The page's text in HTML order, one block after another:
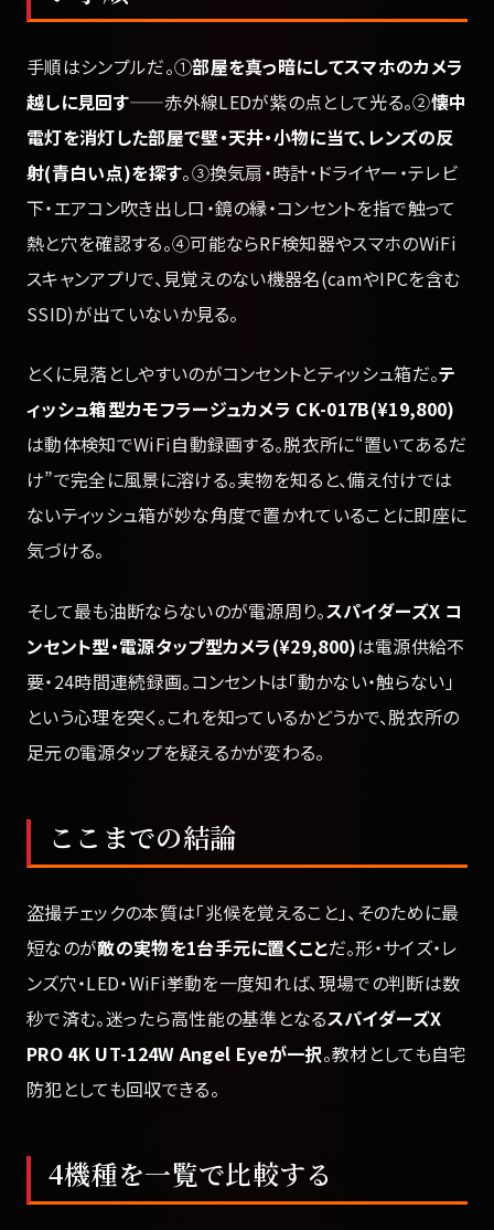
手順はシンプルだ。①部屋を真っ暗にしてスマホのカメラ
越しに見回す——赤外線LEDが紫の点として光る。②懐中
電灯を消灯した部屋で壁・天井・小物に当て、レンズの反
射(青白い点)を探す。③換気扇・時計・ドライヤー・テレビ
下・エアコン吹き出し口・鏡の縁・コンセントを指で触って
熱と穴を確認する。④可能ならRF検知器やスマホのWiFi
スキャンアプリで、見覚えのない機器名(camやIPCを含む
SSID)が出ていないか見る。
とくに見落としやすいのがコンセントとティッシュ箱だ。テ
ィッシュ箱型カモフラージュカメラ CK-017B(¥19,800)
は動体検知でWiFi自動録画する。脱衣所に“置いてあるだ
け”で完全に風景に溶ける。実物を知ると、備え付けでは
ないティッシュ箱が妙な角度で置かれていることに即座に
気づける。
そして最も油断ならないのが電源周り。スパイダーズX コ
ンセント型・電源タップ型カメラ(¥29,800)は電源供給不
要・24時間連続録画。コンセントは「動かない・触らない」
という心理を突く。これを知っているかどうかで、脱衣所の
足元の電源タップを疑えるかが変わる。
ここまでの結論
盗撮チェックの本質は「兆候を覚えること」、そのために最
短なのが敵の実物を1台手元に置くことだ。形・サイズ・レ
ンズ穴・LED・WiFi挙動を一度知れば、現場での判断は数
秒で済む。迷ったら高性能の基準となるスパイダーズX
PRO 4K UT-124W Angel Eyeが一択。教材としても自宅
防犯としても回収できる。
4機種を一覧で比較する